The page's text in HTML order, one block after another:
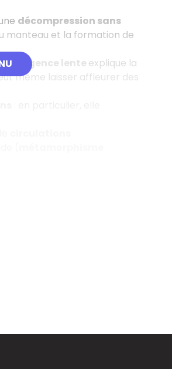
décompression sans
manteau et la formation de
divergence lente explique la
même laisser affleurer des